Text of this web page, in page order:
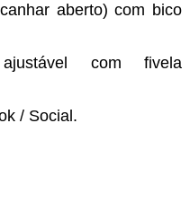
aberto) com bico
com fivela
/ Social.